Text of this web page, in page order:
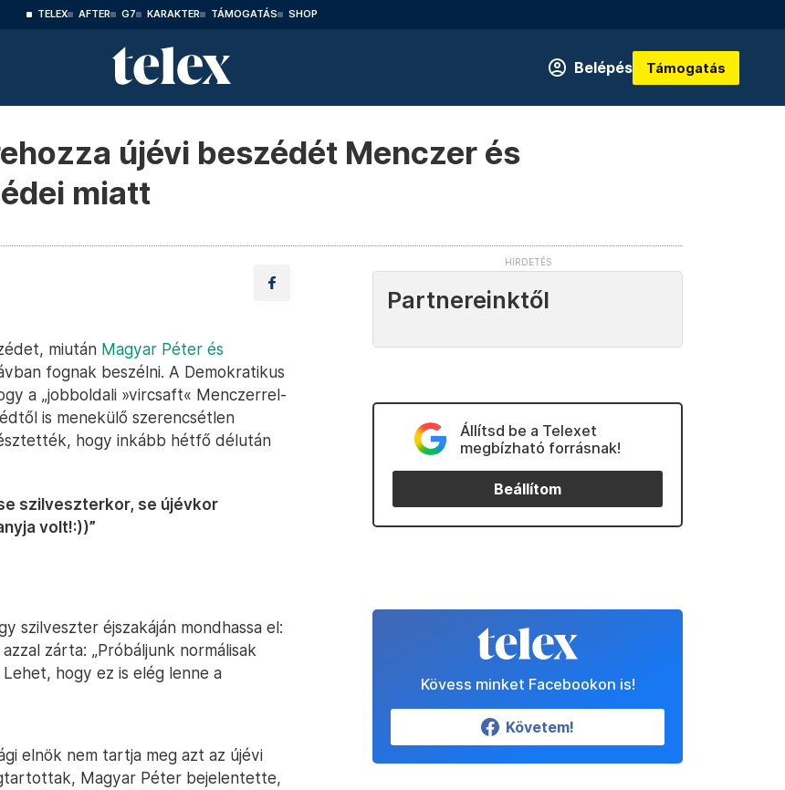
TELEX AFTER G7 KARAKTER TÁMOGATÁS SHOP
Belépés Támogatás
újévi beszédét Menczer és
miatt
miután Magyar Péter és
fognak beszélni. A Demokratikus
a „jobboldali »vircsaft« Menczerrel-
is menekülő szerencsétlen
hogy inkább hétfő délután
szilveszterkor, se újévkor
volt!:))”
szilveszter éjszakáján mondhassa el:
zárta: „Próbáljunk normálisak
hogy ez is elég lenne a
elnök nem tartja meg azt az újévi
Magyar Péter bejelentette,
Partnereinktől
Állítsd be a Telexet
megbízható forrásnak!
Beállítom
Kövess minket Facebookon is!
Követem!